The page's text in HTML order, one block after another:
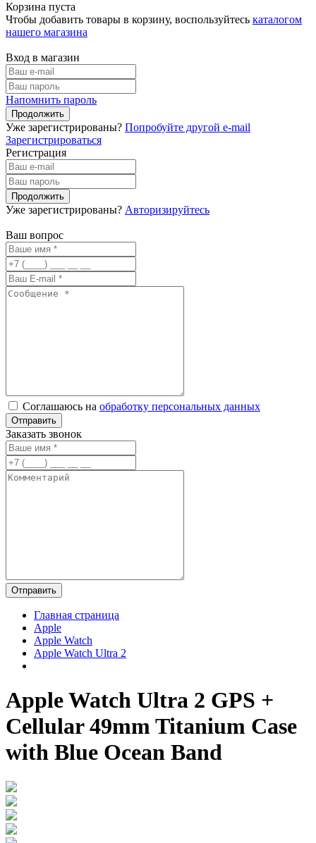
Корзина пуста
Чтобы добавить товары в корзину, воспользуйтесь каталогом
нашего магазина
Вход в магазин
Напомнить пароль
Уже зарегистрированы? Попробуйте другой e-mail
Зарегистрироваться
Регистрация
Уже зарегистрированы? Авторизируйтесь
Ваш вопрос
Соглашаюсь на обработку персональных данных
Заказать звонок
Главная страница
Apple
Apple Watch
Apple Watch Ultra 2
Apple Watch Ultra 2 GPS +
Cellular 49mm Titanium Case
with Blue Ocean Band